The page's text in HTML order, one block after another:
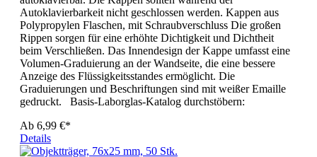
Autoklavierbarkeit nicht geschlossen werden. Kappen aus
Polypropylen Flaschen, mit Schraubverschluss Die großen
Rippen sorgen für eine erhöhte Dichtigkeit und Dichtheit
beim Verschließen. Das Innendesign der Kappe umfasst eine
Volumen-Graduierung an der Wandseite, die eine bessere
Anzeige des Flüssigkeitsstandes ermöglicht. Die
Graduierungen und Beschriftungen sind mit weißer Emaille
gedruckt. Basis-Laborglas-Katalog durchstöbern:
Ab 6,99 €*
Details